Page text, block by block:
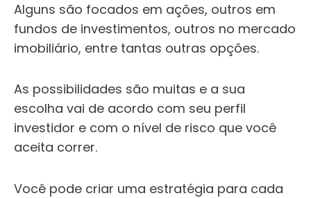
Alguns são focados em ações, outros em
fundos de investimentos, outros no mercado
imobiliário, entre tantas outras opções.
As possibilidades são muitas e a sua
escolha vai de acordo com seu perfil
investidor e com o nível de risco que você
aceita correr.
Você pode criar uma estratégia para cada